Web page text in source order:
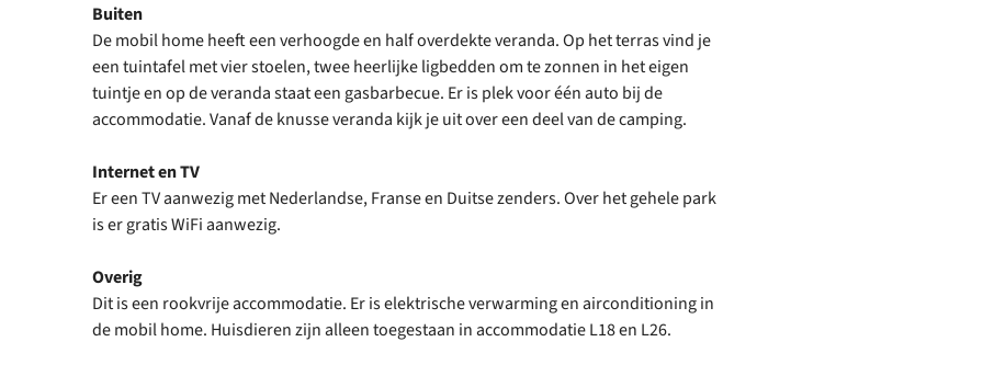
Buiten
De mobil home heeft een verhoogde en half overdekte veranda. Op het terras vind je
een tuintafel met vier stoelen, twee heerlijke ligbedden om te zonnen in het eigen
tuintje en op de veranda staat een gasbarbecue. Er is plek voor één auto bij de
accommodatie. Vanaf de knusse veranda kijk je uit over een deel van de camping.
Internet en TV
Er een TV aanwezig met Nederlandse, Franse en Duitse zenders. Over het gehele park
is er gratis WiFi aanwezig.
Overig
Dit is een rookvrije accommodatie. Er is elektrische verwarming en airconditioning in
de mobil home. Huisdieren zijn alleen toegestaan in accommodatie L18 en L26.